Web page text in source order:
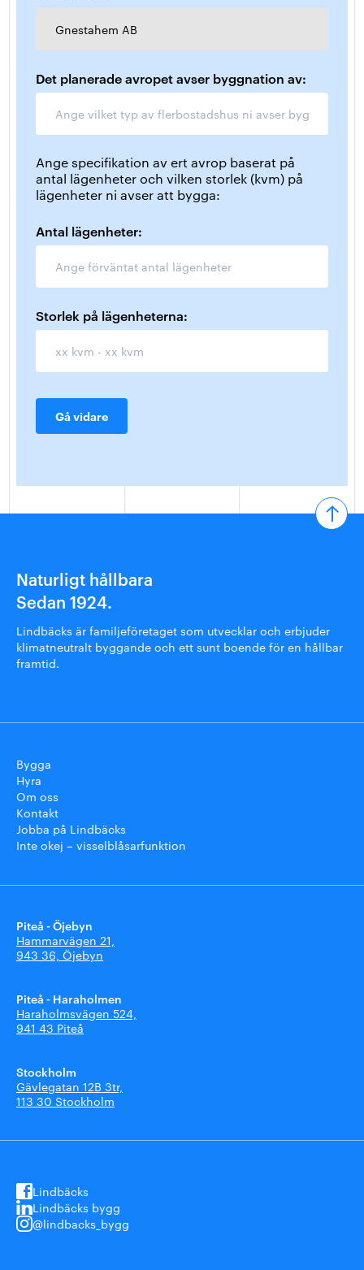
Gnestahem AB
Det planerade avropet avser byggnation av:
Ange specifikation av ert avrop baserat på
antal lägenheter och vilken storlek (kvm) på
lägenheter ni avser att bygga:
Antal lägenheter:
Storlek på lägenheterna:
Gå vidare
Naturligt hållbara
Sedan 1924.
Lindbäcks är familjeföretaget som utvecklar och erbjuder
klimatneutralt byggande och ett sunt boende för en hållbar
framtid.
Bygga
Hyra
Om oss
Kontakt
Jobba på Lindbäcks
Inte okej – visselblåsarfunktion
Piteå - Öjebyn
Hammarvägen 21,
943 36, Öjebyn
Piteå - Haraholmen
Haraholmsvägen 524,
941 43 Piteå
Stockholm
Gävlegatan 12B 3tr,
113 30 Stockholm
Lindbäcks
Lindbäcks bygg
@lindbacks_bygg